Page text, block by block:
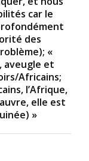
car le
des
«
aveugle et
Africains;
l’Afrique,
elle est
»